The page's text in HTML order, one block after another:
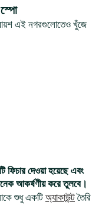
এই নগরগুলোতেও খুঁজে
দেওয়া হয়েছে এবং
আকর্ষণীয় করে তুলবে।
শুধু একটি অ্যাকাউন্টতৈরি